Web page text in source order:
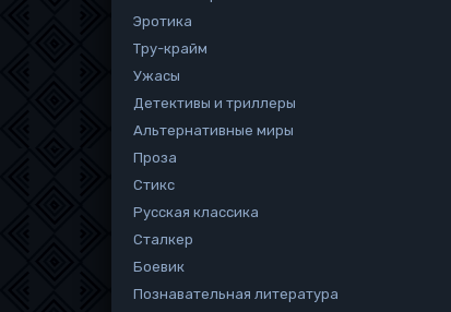
Эротика
Тру-крайм
Ужасы
Детективы и триллеры
Альтернативные миры
Проза
Стикс
Русская классика
Сталкер
Боевик
Познавательная литература